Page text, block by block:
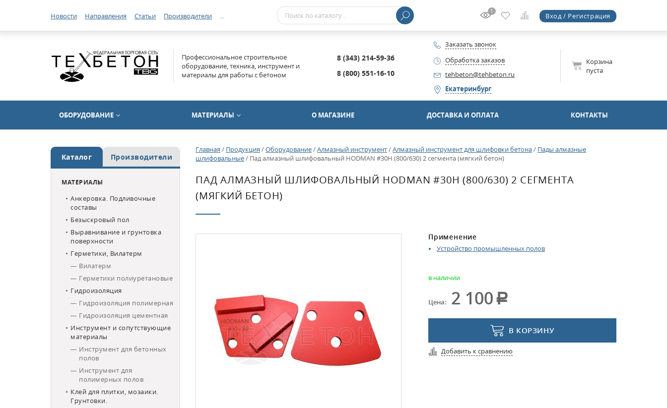
Новости Направления Статьи Производители
1
Вход / Регистрация
Профессиональное строительное
оборудование, техника, инструмент и
материалы для работы с бетоном
8 (343) 214-59-36
8 (800) 551-16-10
Заказать звонок
Обработка заказов
tehbeton@tehbeton.ru
Екатеринбург
Корзина
пуста
ОБОРУДОВАНИЕ МАТЕРИАЛЫ О МАГАЗИНЕ ДОСТАВКА И ОПЛАТА КОНТАКТЫ
Каталог Производители
МАТЕРИАЛЫ
Анкеровка. Подливочные
составы
Безыскровый пол
Выравнивание и грунтовка
поверхности
Герметики, Вилатерм
Вилатерм
Герметики полиуретановые
Гидроизоляция
Гидроизоляция полимерная
Гидроизоляция цементная
Инструмент и сопутствующие
материалы
Инструмент для бетонных
полов
Инструмент для
полимерных полов
Клей для плитки, мозаики.
Грунтовки.
Главная / Продукция /Оборудование/Алмазный инструмент/Алмазный инструмент для шлифовки бетона/ Пады алмазные
шлифовальные/ Пад алмазный шлифовальный HODMAN #30H (800/630) 2 сегмента (мягкий бетон)
ПАД АЛМАЗНЫЙ ШЛИФОВАЛЬНЫЙ HODMAN #30H (800/630) 2 СЕГМЕНТА
(МЯГКИЙ БЕТОН)
Применение
Устройство промышленных полов
в наличии
Цена: 2 100
В КОРЗИНУ
Добавить к сравнению